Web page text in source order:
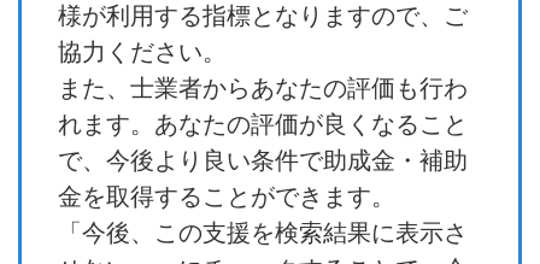
様が利用する指標となりますので、ご
協力ください。
また、士業者からあなたの評価も行わ
れます。あなたの評価が良くなること
で、今後より良い条件で助成金・補助
金を取得することができます。
「今後、この支援を検索結果に表示さ